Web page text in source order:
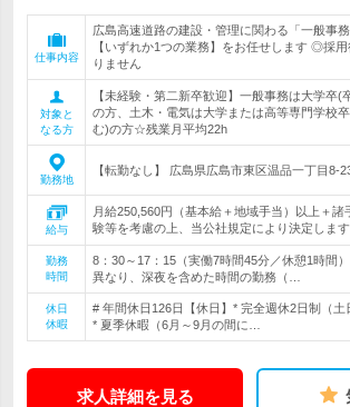
仕事内容
広島高速道路の建設・管理に関わる「一般事
【いずれか1つの業務】をお任せします ◎採
りません
対象と
なる方
【未経験・第二新卒歓迎】一般事務は大学卒(
の方、土木・電気は大学または高等専門学校
む)の方☆残業月平均22h
勤務地
【転勤なし】 広島県広島市東区温品一丁目8-
給与
月給250,560円（基本給＋地域手当）以上＋
験等を考慮の上、当公社規定により決定しま
勤務
時間
8：30～17：15（実働7時間45分／休憩1時間
異なり、深夜を含めた時間の勤務（…
休日
休暇
# 年間休日126日【休日】* 完全週休2日制（土
* 夏季休暇（6月～9月の間に…
求人詳細を見る